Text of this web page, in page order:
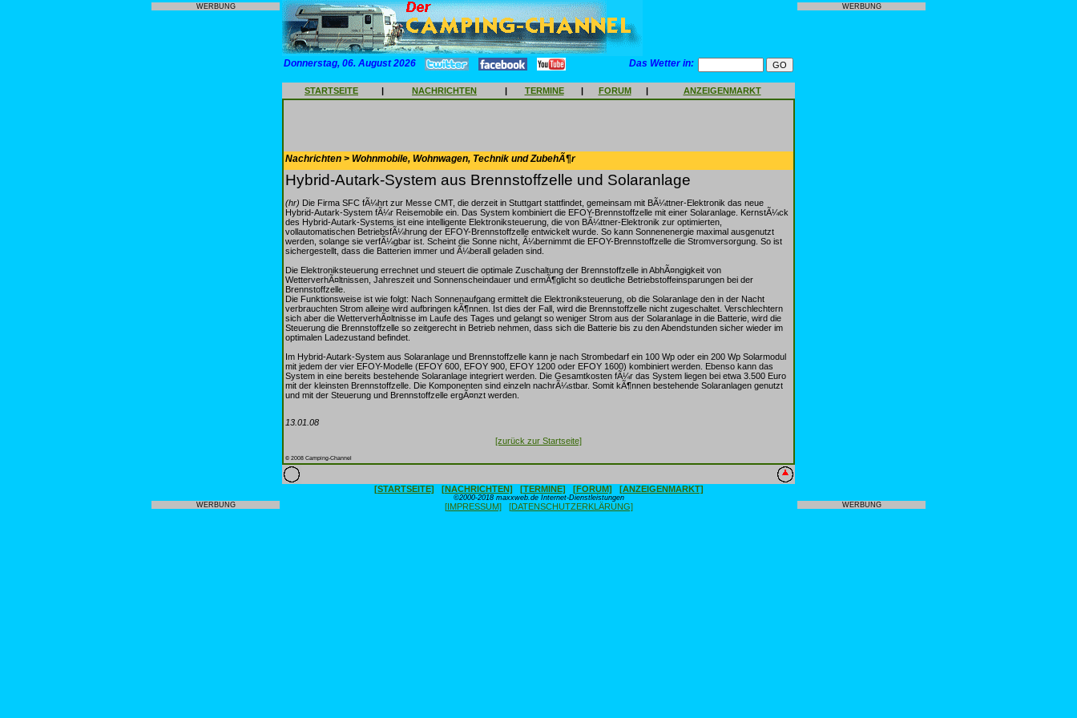
WERBUNG
WERBUNG
Donnerstag, 06. August 2026 Das Wetter in:
STARTSEITE | NACHRICHTEN | TERMINE | FORUM | ANZEIGENMARKT
Nachrichten > Wohnmobile, Wohnwagen, Technik und ZubehÃ¶r
Hybrid-Autark-System aus Brennstoffzelle und Solaranlage
(hr) Die Firma SFC fÃ¼hrt zur Messe CMT, die derzeit in Stuttgart stattfindet, gemeinsam mit BÃ¼ttner-Elektronik das neue
Hybrid-Autark-System fÃ¼r Reisemobile ein. Das System kombiniert die EFOY-Brennstoffzelle mit einer Solaranlage. KernstÃ¼ck
des Hybrid-Autark-Systems ist eine intelligente Elektroniksteuerung, die von BÃ¼ttner-Elektronik zur optimierten,
vollautomatischen BetriebsfÃ¼hrung der EFOY-Brennstoffzelle entwickelt wurde. So kann Sonnenenergie maximal ausgenutzt
werden, solange sie verfÃ¼gbar ist. Scheint die Sonne nicht, Ã¼bernimmt die EFOY-Brennstoffzelle die Stromversorgung. So ist
sichergestellt, dass die Batterien immer und Ã¼berall geladen sind.
Die Elektroniksteuerung errechnet und steuert die optimale Zuschaltung der Brennstoffzelle in AbhÃ¤ngigkeit von
WetterverhÃ¤ltnissen, Jahreszeit und Sonnenscheindauer und ermÃ¶glicht so deutliche Betriebstoffeinsparungen bei der
Brennstoffzelle.
Die Funktionsweise ist wie folgt: Nach Sonnenaufgang ermittelt die Elektroniksteuerung, ob die Solaranlage den in der Nacht
verbrauchten Strom alleine wird aufbringen kÃ¶nnen. Ist dies der Fall, wird die Brennstoffzelle nicht zugeschaltet. Verschlechtern
sich aber die WetterverhÃ¤ltnisse im Laufe des Tages und gelangt so weniger Strom aus der Solaranlage in die Batterie, wird die
Steuerung die Brennstoffzelle so zeitgerecht in Betrieb nehmen, dass sich die Batterie bis zu den Abendstunden sicher wieder im
optimalen Ladezustand befindet.
Im Hybrid-Autark-System aus Solaranlage und Brennstoffzelle kann je nach Strombedarf ein 100 Wp oder ein 200 Wp Solarmodul
mit jedem der vier EFOY-Modelle (EFOY 600, EFOY 900, EFOY 1200 oder EFOY 1600) kombiniert werden. Ebenso kann das
System in eine bereits bestehende Solaranlage integriert werden. Die Gesamtkosten fÃ¼r das System liegen bei etwa 3.500 Euro
mit der kleinsten Brennstoffzelle. Die Komponenten sind einzeln nachrÃ¼stbar. Somit kÃ¶nnen bestehende Solaranlagen genutzt
und mit der Steuerung und Brennstoffzelle ergÃ¤nzt werden.
13.01.08
[zurück zur Startseite]
© 2008 Camping-Channel
[STARTSEITE] [NACHRICHTEN] [TERMINE] [FORUM] [ANZEIGENMARKT]
©2000-2018 maxxweb.de Internet-Dienstleistungen
[IMPRESSUM] [DATENSCHUTZERKLÄRUNG]
WERBUNG
WERBUNG